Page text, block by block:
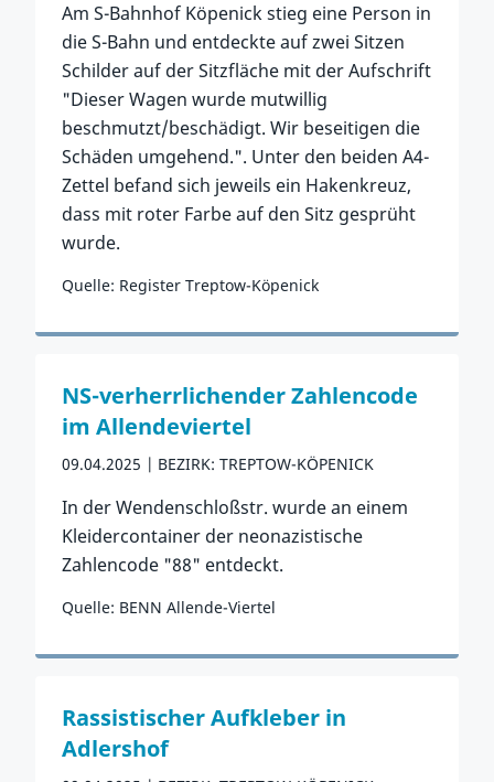
Am S-Bahnhof Köpenick stieg eine Person in
die S-Bahn und entdeckte auf zwei Sitzen
Schilder auf der Sitzfläche mit der Aufschrift
"Dieser Wagen wurde mutwillig
beschmutzt/beschädigt. Wir beseitigen die
Schäden umgehend.". Unter den beiden A4-
Zettel befand sich jeweils ein Hakenkreuz,
dass mit roter Farbe auf den Sitz gesprüht
wurde.
Quelle: Register Treptow-Köpenick
Zum Vorfall
NS-verherrlichender Zahlencode
im Allendeviertel
09.04.2025 BEZIRK: TREPTOW-KÖPENICK
In der Wendenschloßstr. wurde an einem
Kleidercontainer der neonazistische
Zahlencode "88" entdeckt.
Quelle: BENN Allende-Viertel
Zum Vorfall
Rassistischer Aufkleber in
Adlershof